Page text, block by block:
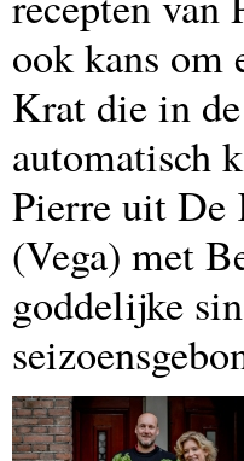
ook kans om
Krat die in
automatisch
Pierre uit De
(Vega) met
goddelijke